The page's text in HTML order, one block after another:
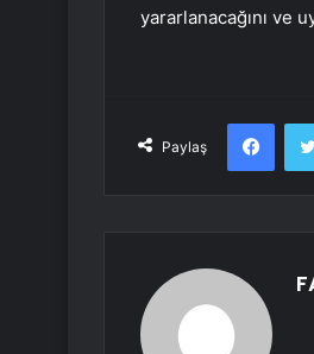
yararlanacağını ve
Paylaş